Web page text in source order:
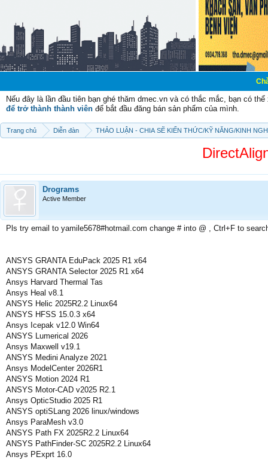
Chào mừng
Nếu đây là lần đầu tiên bạn ghé thăm dmec.vn và có thắc mắc, bạn có
để trở thành thành viên để bắt đầu đăng bán sản phẩm của mình.
Trang chủ Diễn đàn THẢO LUẬN - CHIA SẼ KIẾN THỨC/KỸ NĂNG/KINH
Drograms
Active Member
Pls try email to yamile5678#hotmail.com change # into @ , Ctrl+F to
ANSYS GRANTA EduPack 2025 R1 x64
ANSYS GRANTA Selector 2025 R1 x64
Ansys Harvard Thermal Tas
Ansys Heal v8.1
ANSYS Helic 2025R2.2 Linux64
ANSYS HFSS 15.0.3 x64
Ansys Icepak v12.0 Win64
ANSYS Lumerical 2026
Ansys Maxwell v19.1
ANSYS Medini Analyze 2021
Ansys ModelCenter 2026R1
ANSYS Motion 2024 R1
ANSYS Motor-CAD v2025 R2.1
Ansys OpticStudio 2025 R1
ANSYS optiSLang 2026 linux/windows
Ansys ParaMesh v3.0
ANSYS Path FX 2025R2.2 Linux64
ANSYS PathFinder-SC 2025R2.2 Linux64
Ansys PExprt 16.0